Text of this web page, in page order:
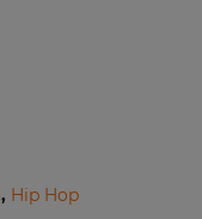
, Hip Hop